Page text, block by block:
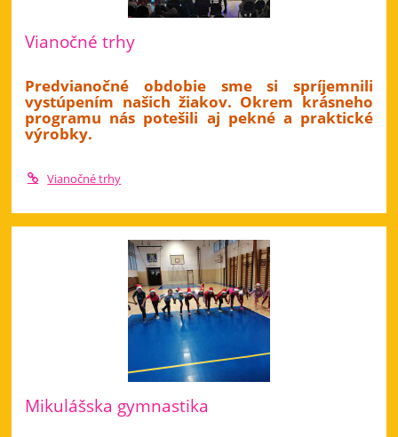
Vianočné trhy
Predvianočné obdobie sme si spríjemnili
vystúpením našich žiakov. Okrem krásneho
programu nás potešili aj pekné a praktické
výrobky.
Vianočné trhy
Mikulášska gymnastika